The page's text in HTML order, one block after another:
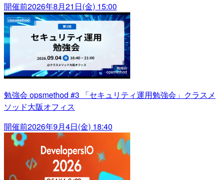
開催前2026年8月21日(金) 15:00
勉強会 opsmethod #3 「セキュリティ運用勉強会」クラスメ
ソッド大阪オフィス
開催前2026年9月4日(金) 18:40